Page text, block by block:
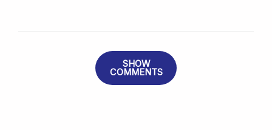
SHOW
COMMENTS